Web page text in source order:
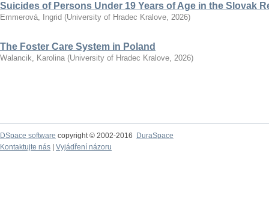
Suicides of Persons Under 19 Years of Age in the Slovak
Emmerová, Ingrid (University of Hradec Kralove, 2026)
The Foster Care System in Poland
Walancik, Karolina (University of Hradec Kralove, 2026)
DSpace software copyright © 2002-2016
DuraSpace
Kontaktujte nás
Vyjádření názoru